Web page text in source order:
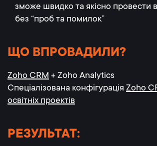
зможе швидко та якісно провести
без “проб та помилок”
ЩО ВПРОВАДИЛИ?
Zoho CRM + Zoho Analytics
Спеціалізована конфігурація Zoho
освітніх проектів
РЕЗУЛЬТАТ: